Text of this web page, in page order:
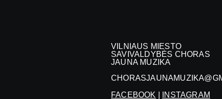
VILNIAUS MIESTO
SAVIVALDYBĖS CHORAS
JAUNA MUZIKA
FACEBOOK
INSTAGRAM